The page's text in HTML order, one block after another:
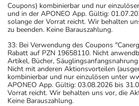
Coupons) kombinierbar und nur
und in der APONEO App. Gültig:
solange der Vorrat reicht. Wir behalten
zu beenden. Keine Barauszahlung.
33: Bei Verwendung des Coupons
Rabatt auf PZN 19658110. Nicht
Artikel, Bücher,
Nicht mit anderen Aktionsvorteilen
kombinierbar und nur einzulösen unter
APONEO App. Gültig: 03.08.2026 bis
Vorrat reicht. Wir behalten uns vor, die
Keine Barauszahlung.